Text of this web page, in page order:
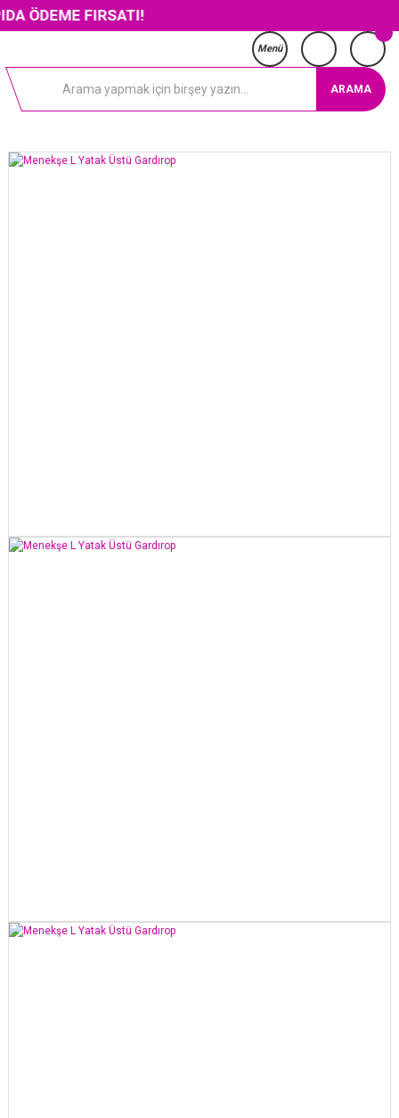
FIRSATI!
Menü
ARAMA